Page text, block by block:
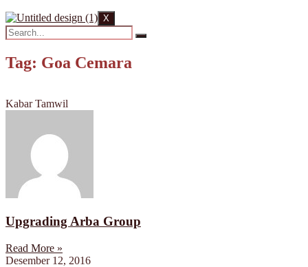
X
Tag: Goa Cemara
Kabar Tamwil
Upgrading Arba Group
Read More »
Desember 12, 2016